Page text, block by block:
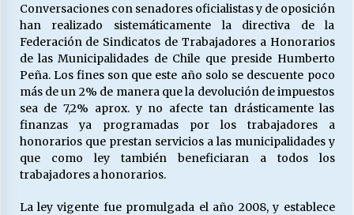
18/04/2026
Chile y sus segmentos de la riqueza
06/04/2026
Conversaciones con senadores oficialistas y de oposición
han realizado sistemáticamente la directiva de la
Federación de Sindicatos de Trabajadores a Honorarios
de las Municipalidades de Chile que preside Humberto
Peña. Los fines son que este año solo se descuente poco
más de un 2% de manera que la devolución de impuestos
sea de 7,2% aprox. y no afecte tan drásticamente las
finanzas ya programadas por los trabajadores a
honorarios que prestan servicios a las municipalidades y
que como ley también beneficiaran a todos los
trabajadores a honorarios.
La ley vigente fue promulgada el año 2008, y establece